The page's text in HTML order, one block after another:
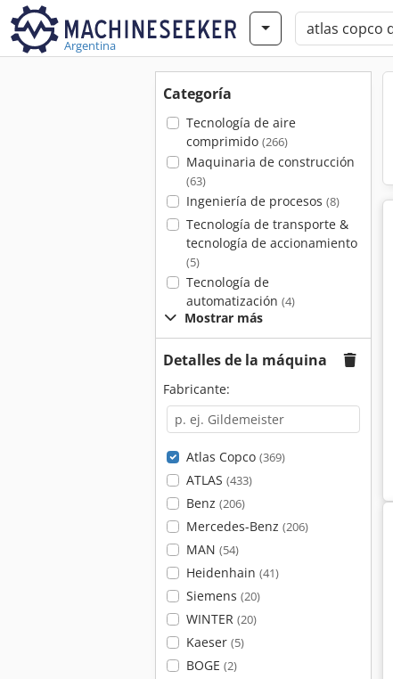
Argentina
Categoría
Tecnología de aire
comprimido (266)
Maquinaria de construcción
(63)
Ingeniería de procesos (8)
Tecnología de transporte &
tecnología de accionamiento
(5)
Tecnología de
automatización (4)
Mostrar más
Detalles de la máquina
Fabricante:
Atlas Copco (369)
ATLAS (433)
Benz (206)
Mercedes-Benz (206)
MAN (54)
Heidenhain (41)
Siemens (20)
WINTER (20)
Kaeser (5)
BOGE (2)